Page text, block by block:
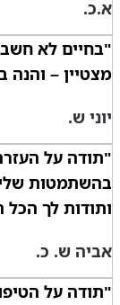
א.כ.
"בחיים לא
מצטיין – והנה
יוני ש.
"תודה על
בהשתמטות
ותודות לך
אביה ש. כ.
"תודה על